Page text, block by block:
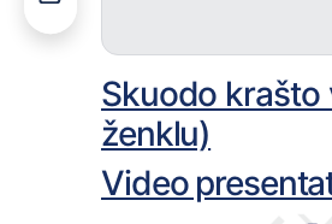
Skuodo krašto
ženklu)
Video